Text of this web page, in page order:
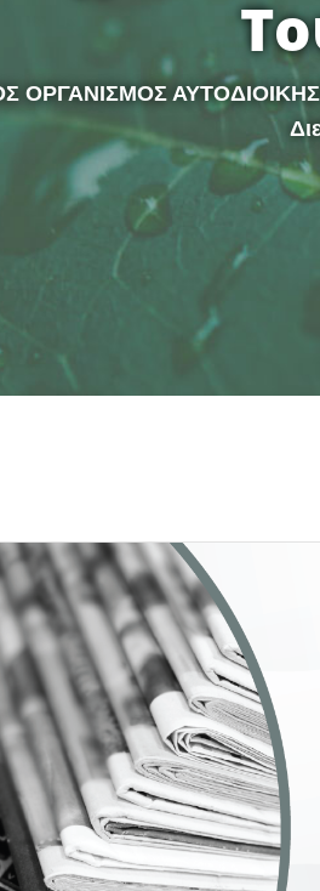
ΟΡΓΑΝΙΣΜΟΣ